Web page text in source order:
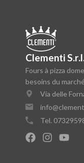
Clementi
Fours à pizza
besoins du
Via delle
Tel.